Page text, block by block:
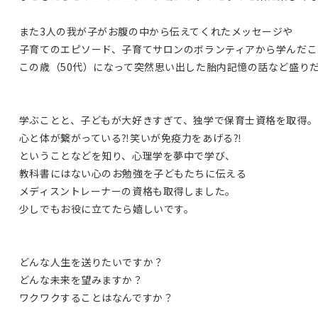
また3人の我が子がお腹の中から伝えてくれたメッセージや
子育てのエピソード、子育てサロンのボランティアから学んだこ
この歳（50代）になって突然思い出した胎内記憶の話など盛り
学ぶことと、子どもが大好きすぎて、独学で保育士資格を取得。
心と体が繋がっている⁈笑いが免疫力をあげる⁈
ということなどを知り、心理学を夢中で学び、
教科書にはない心のお勉強を子どもたちに伝える
メディスントレーナーの資格も取得しました。
少しでもお役に立てたら嬉しいです。
どんな人生を送りたいですか？
どんな未来を望みますか？
ワクワクすることはなんですか？